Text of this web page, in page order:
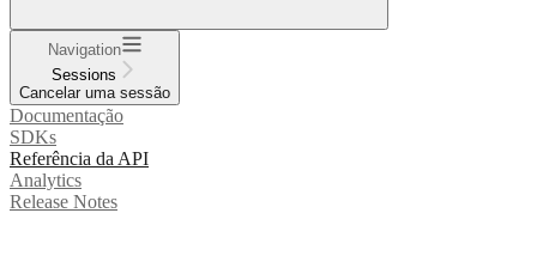
Navigation
Sessions
Cancelar uma sessão
Documentação
SDKs
Referência da API
Analytics
Release Notes